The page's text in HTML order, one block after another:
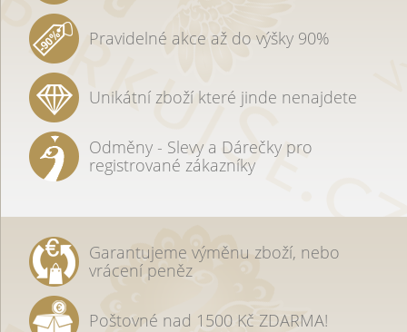
Pravidelné akce až do výšky 90%
Unikátní zboží které jinde nenajdete
Odměny - Slevy a Dárečky pro
registrované zákazníky
Garantujeme výměnu zboží, nebo
vrácení peněz
Poštovné nad 1500 Kč ZDARMA!